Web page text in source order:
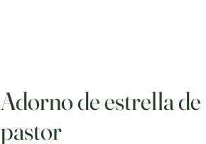
Adorno de estrella de
pastor